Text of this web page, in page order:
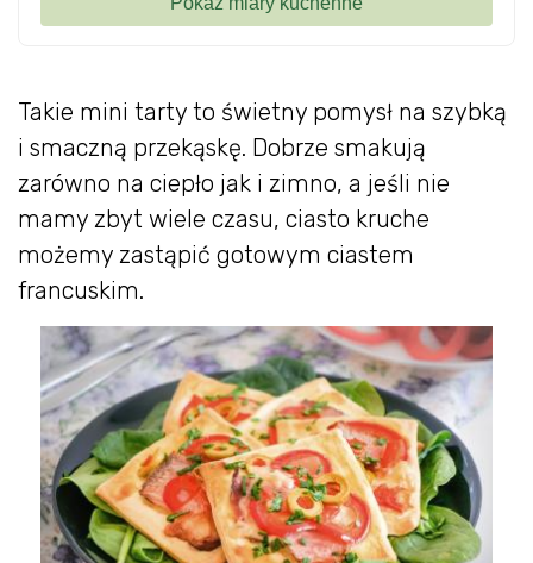
Takie mini tarty to świetny pomysł na szybką
i smaczną przekąskę. Dobrze smakują
zarówno na ciepło jak i zimno, a jeśli nie
mamy zbyt wiele czasu, ciasto kruche
możemy zastąpić gotowym ciastem
francuskim.